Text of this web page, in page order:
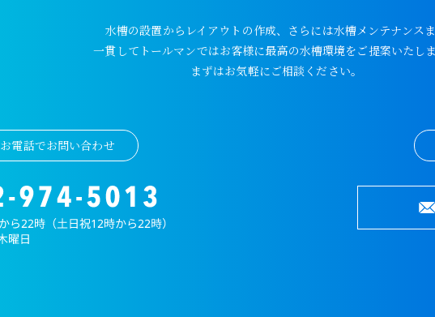
水槽の設置からレイアウトの作成、さらには水槽メンテナンス
一貫してトールマンではお客様に最高の水槽環境をご提案いたしま
まずはお気軽にご相談ください。
お電話でお問い合わせ